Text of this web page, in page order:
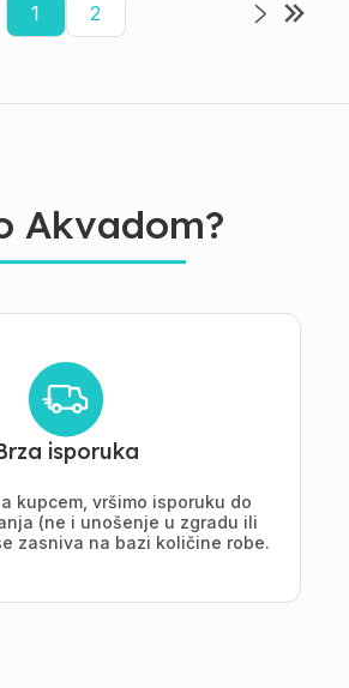
1 2
Akvadom?
isporuka
kupcem, vršimo isporuku do
(ne i unošenje u zgradu ili
zasniva na bazi količine robe.